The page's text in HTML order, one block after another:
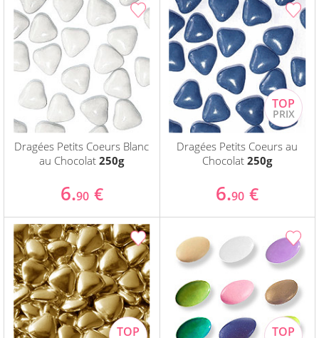
Dragées Petits Coeurs Blanc
au Chocolat250g
6.90 €
Dragées Petits Coeurs au
Chocolat250g
6.90 €